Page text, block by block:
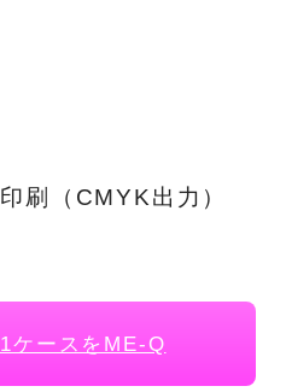
刷（CMYK出力）
ケースをME-Q